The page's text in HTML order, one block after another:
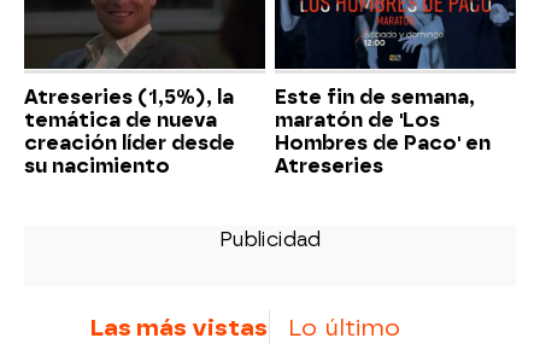
Atreseries (1,5%), la
temática de nueva
creación líder desde
su nacimiento
Este fin de semana,
maratón de 'Los
Hombres de Paco' en
Atreseries
Las más vistas Lo último